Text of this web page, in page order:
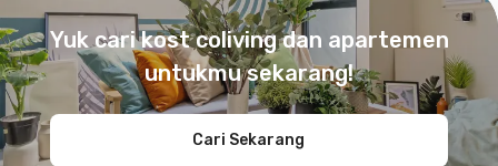
Yuk cari kost coliving dan apartemen
untukmu sekarang!
Cari Sekarang